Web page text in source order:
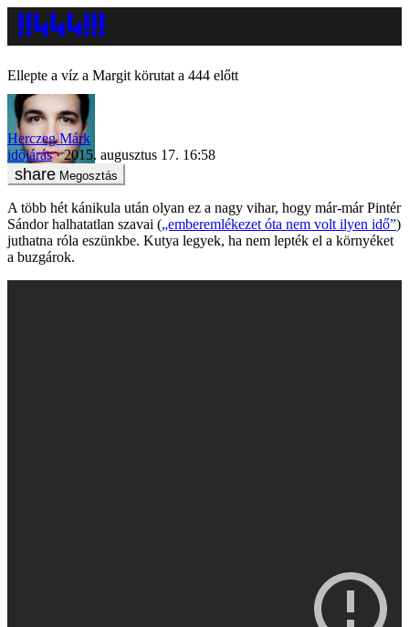
Ellepte a víz a Margit körutat a 444 előtt
Herczeg Márk
időjárás
2015. augusztus 17. 16:58
Megosztás
A több hét kánikula után olyan ez a nagy vihar, hogy már-már Pintér
Sándor halhatatlan szavai („emberemlékezet óta nem volt ilyen idő”)
juthatna róla eszünkbe. Kutya legyek, ha nem lepték el a környéket
a buzgárok.